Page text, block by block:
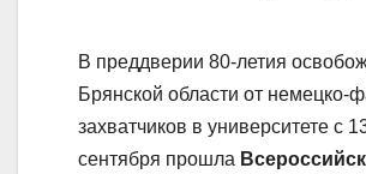
В преддверии 80-летия
Брянской области от немецко-
захватчиков в университете с
сентября прошла